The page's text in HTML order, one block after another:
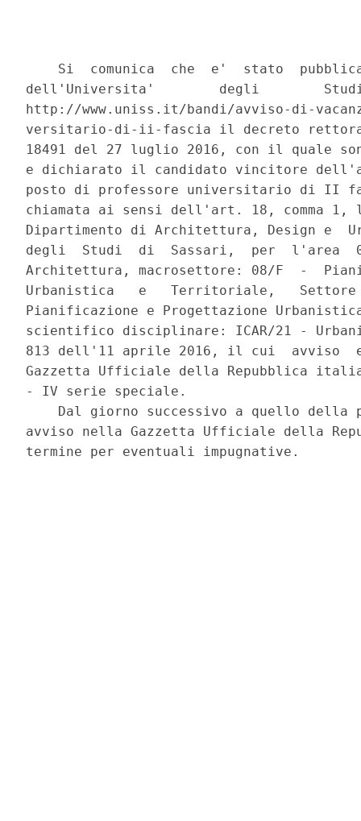
Si  comunica  che  e'  stato
dell'Universita'        degli
http://www.uniss.it/bandi/avviso-di-
versitario-di-ii-fascia il decreto
18491 del 27 luglio 2016, con il quale
e dichiarato il candidato vincitore
posto di professore universitario di II
chiamata ai sensi dell'art. 18, comma
Dipartimento di Architettura, Design e
degli  Studi  di  Sassari,  per  l'area
Architettura, macrosettore: 08/F  -
Urbanistica   e   Territoriale,
Pianificazione e Progettazione
scientifico disciplinare: ICAR/21 -
813 dell'11 aprile 2016, il cui  avviso
Gazzetta Ufficiale della Repubblica
- IV serie speciale.
Dal giorno successivo a quello della
avviso nella Gazzetta Ufficiale della
termine per eventuali impugnative.